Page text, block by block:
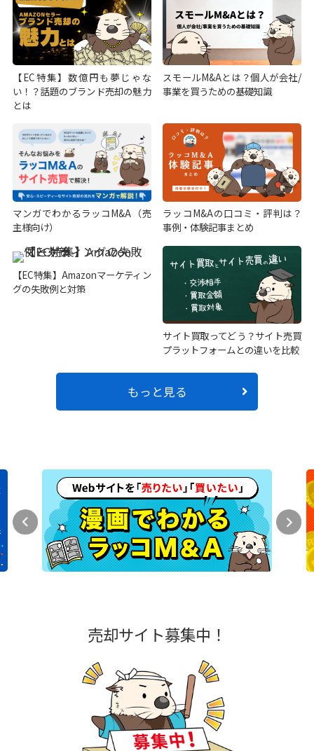
【EC特集】数億円も夢じゃな
い！？話題のブランド売却の魅力
とは
スモールM&Aとは？個人が会社/
事業を買うための基礎知識
マンガでわかるラッコM&A（売
主様向け）
ラッコM&Aの口コミ・評判は？
事例・体験記事まとめ
【EC特集】Amazonマーケティン
グの失敗例と対策
サイト買取ってどう？サイト売買
プラットフォームとの違いを比較
もっと見る
売却サイト募集中！